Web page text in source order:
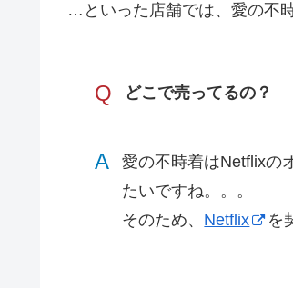
…といった店舗では、愛の不
Q どこで売ってるの？
A
愛の不時着はNetflixの
たいですね。。。
そのため、 Netflix を